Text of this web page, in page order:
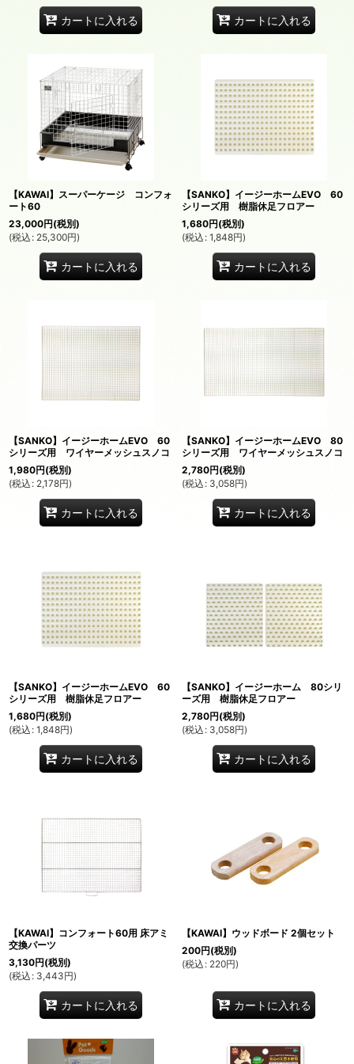
カートに入れる カートに入れる
【KAWAI】スーパーケージ コンフォ
ート60
23,000円(税別)
(税込 : 25,300円)
カートに入れる
【SANKO】イージーホームEVO 60
シリーズ用 樹脂休足フロアー
1,680円(税別)
(税込 : 1,848円)
カートに入れる
【SANKO】イージーホームEVO 60
シリーズ用 ワイヤーメッシュスノコ
1,980円(税別)
(税込 : 2,178円)
カートに入れる
【SANKO】イージーホームEVO 80
シリーズ用 ワイヤーメッシュスノコ
2,780円(税別)
(税込 : 3,058円)
カートに入れる
【SANKO】イージーホームEVO 60
シリーズ用 樹脂休足フロアー
1,680円(税別)
(税込 : 1,848円)
カートに入れる
【SANKO】イージーホーム 80シリ
ーズ用 樹脂休足フロアー
2,780円(税別)
(税込 : 3,058円)
カートに入れる
【KAWAI】コンフォート60用 床アミ
交換パーツ
3,130円(税別)
(税込 : 3,443円)
カートに入れる
【KAWAI】ウッドボード 2個セット
200円(税別)
(税込 : 220円)
カートに入れる